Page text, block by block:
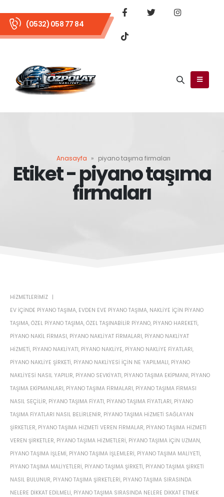
(0532) 058 77 84
Anasayfa » piyano taşıma firmaları
Etiket - piyano taşıma
firmaları
HIZMETLERIMIZ
EV IÇINDE PIYANO TAŞIMA, EVDEN EVE PIYANO TAŞIMA, NAKLIYE IÇIN PIYANO
TAŞIMA, ÖZEL PIYANO TAŞIMA, ÖZEL TAŞINABILIR PIYANO, PIYANO HAREKETI,
PIYANO NAKIL FIRMASI, PIYANO NAKLIYAT FIRMALARI, PIYANO NAKLIYAT
HIZMETI, PIYANO NAKLIYATI, PIYANO NAKLIYE, PIYANO NAKLIYE FIYATLARI,
PIYANO NAKLIYE ŞIRKETI, PIYANO NAKLIYESI IÇIN NE YAPILMALI, PIYANO
NAKLIYESI NASIL YAPILIR, PIYANO SEVKIYATI, PIYANO TAŞIMA EKIPMANI, PIYANO
TAŞIMA EKIPMANLARI, PIYANO TAŞIMA FIRMALARI, PIYANO TAŞIMA FIRMASI
NASIL SEÇILIR, PIYANO TAŞIMA FIYATI, PIYANO TAŞIMA FIYATLARI, PIYANO
TAŞIMA FIYATLARI NASIL BELIRLENIR, PIYANO TAŞIMA HIZMETI SAĞLAYAN
ŞIRKETLER, PIYANO TAŞIMA HIZMETI VEREN FIRMALAR, PIYANO TAŞIMA HIZMETI
VEREN ŞIRKETLER, PIYANO TAŞIMA HIZMETLERI, PIYANO TAŞIMA IÇIN UZMAN,
PIYANO TAŞIMA IŞLEMI, PIYANO TAŞIMA IŞLEMLERI, PIYANO TAŞIMA MALIYETI,
PIYANO TAŞIMA MALIYETLERI, PIYANO TAŞIMA ŞIRKETI, PIYANO TAŞIMA ŞIRKETI
NASIL BULUNUR, PIYANO TAŞIMA ŞIRKETLERI, PIYANO TAŞIMA SIRASINDA
NELERE DIKKAT EDILMELI, PIYANO TAŞIMA SIRASINDA NELERE DIKKAT ETMEK